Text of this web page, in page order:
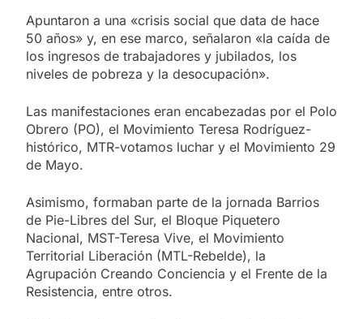
Apuntaron a una «crisis social que data de hace
50 años» y, en ese marco, señalaron «la caída de
los ingresos de trabajadores y jubilados, los
niveles de pobreza y la desocupación».
Las manifestaciones eran encabezadas por el Polo
Obrero (PO), el Movimiento Teresa Rodríguez-
histórico, MTR-votamos luchar y el Movimiento 29
de Mayo.
Asimismo, formaban parte de la jornada Barrios
de Pie-Libres del Sur, el Bloque Piquetero
Nacional, MST-Teresa Vive, el Movimiento
Territorial Liberación (MTL-Rebelde), la
Agrupación Creando Conciencia y el Frente de la
Resistencia, entre otros.